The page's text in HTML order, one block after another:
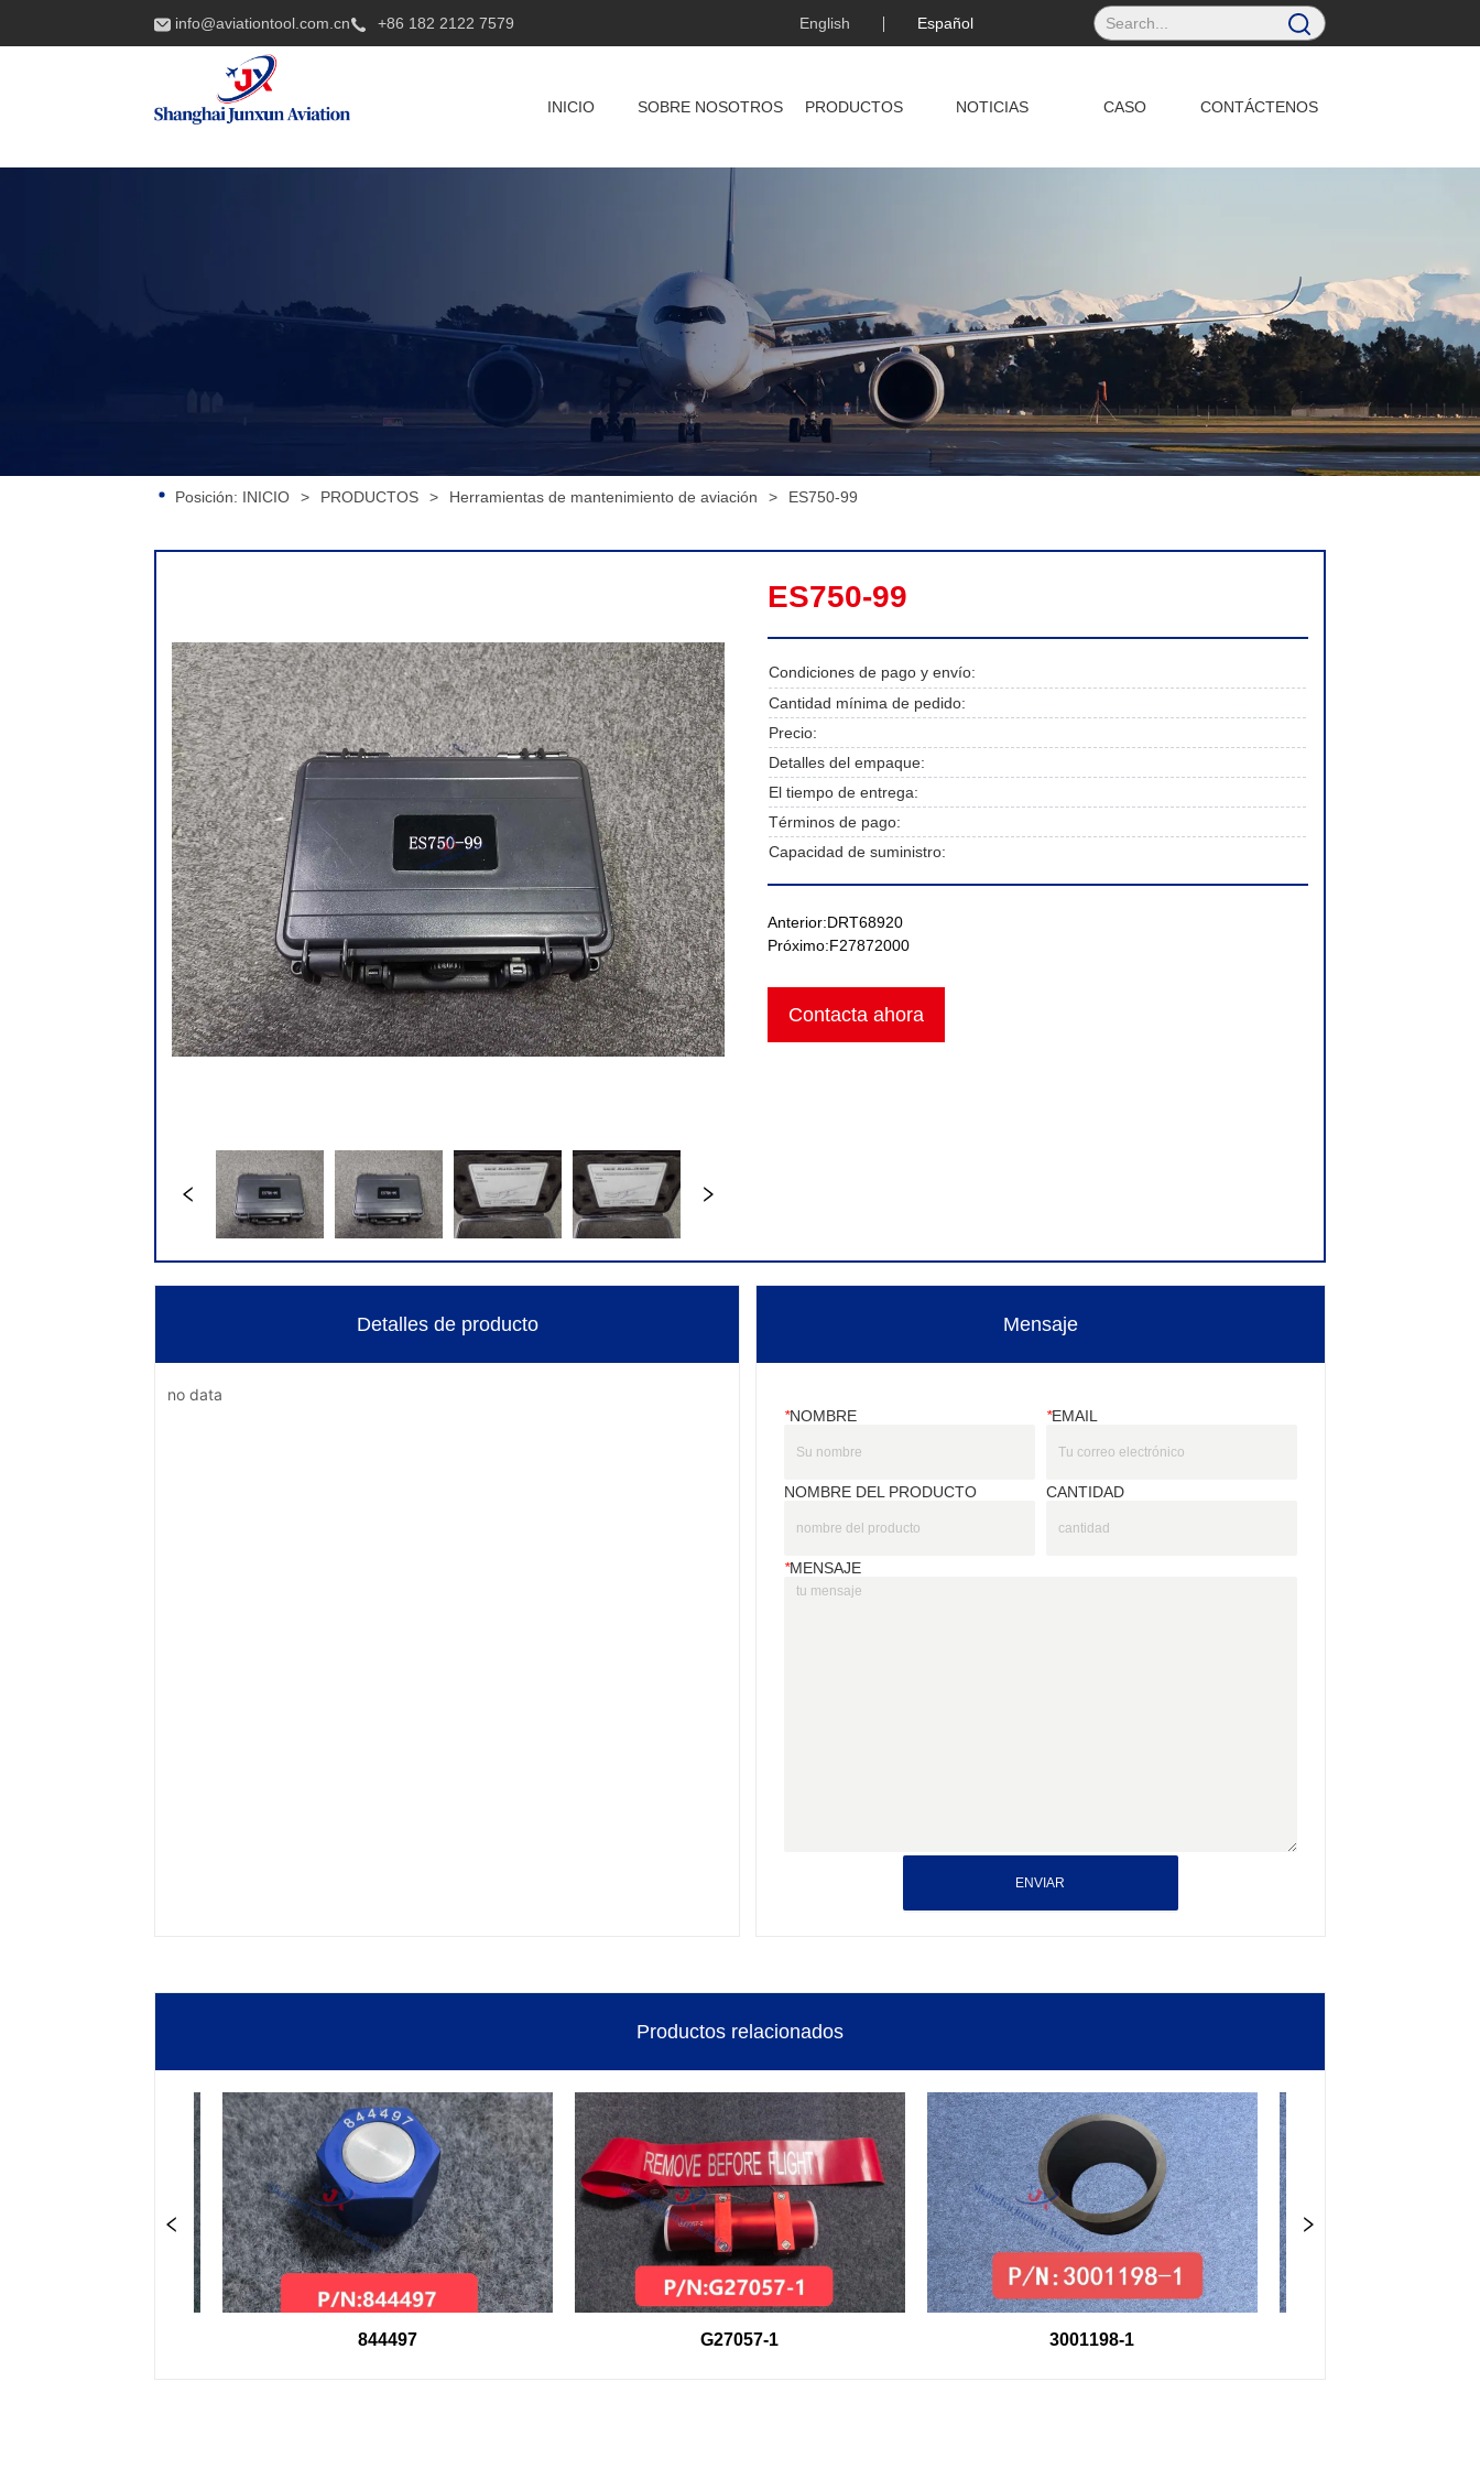
info@aviationtool.com.cn +86 182 2122 7579 English Español
INICIO SOBRE NOSOTROS PRODUCTOS NOTICIAS CASO CONTÁCTENOS
Posición: INICIO > PRODUCTOS > Herramientas de mantenimiento de aviación > ES750-99
ES750-99
Condiciones de pago y envío:
Cantidad mínima de pedido:
Precio:
Detalles del empaque:
El tiempo de entrega:
Términos de pago:
Capacidad de suministro:
Anterior:DRT68920
Próximo:F27872000
Contacta ahora
Detalles de producto
no data
Mensaje
*NOMBRE *EMAIL
NOMBRE DEL PRODUCTO CANTIDAD
*MENSAJE
ENVIAR
Productos relacionados
G27057-1 3001198-1